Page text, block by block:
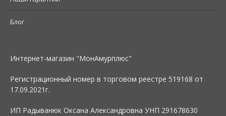
Блог
Интернет-магазин "МонАмурплюс"
Регистрационный номер в торговом реестре 519168 от
17.09.2021г.
ИП Радыванюк Оксана Александровна УНП 291678630